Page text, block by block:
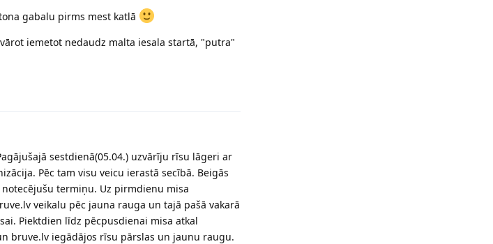
gabalu pirms mest katlā
iemetot nedaudz malta iesala startā, "putra"
sestdienā(05.04.) uzvārīju rīsu lāgeri ar
Pēc tam visu veicu ierastā secībā. Beigās
termiņu. Uz pirmdienu misa
veikalu pēc jauna rauga un tajā pašā vakarā
Piektdien līdz pēcpusdienai misa atkal
bruve.lv iegādājos rīsu pārslas un jaunu raugu.